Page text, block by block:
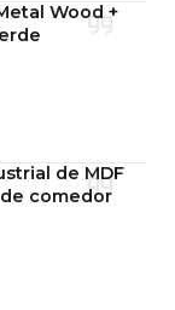
Wood +
de MDF
comedor